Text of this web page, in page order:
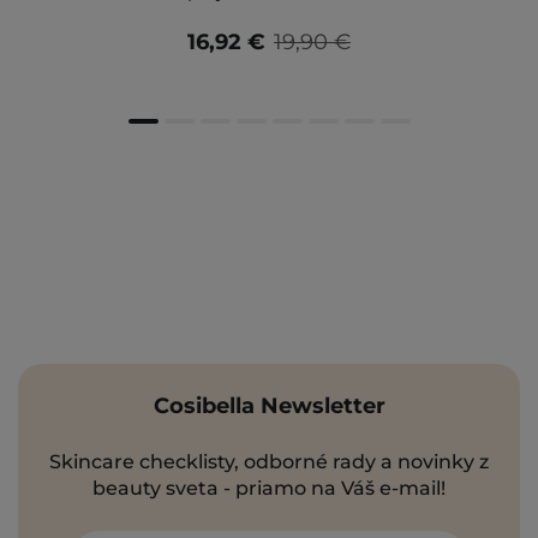
19,90 €
16,92 €
Cosibella Newsletter
Skincare checklisty, odborné rady a novinky z
beauty sveta - priamo na Váš e-mail!